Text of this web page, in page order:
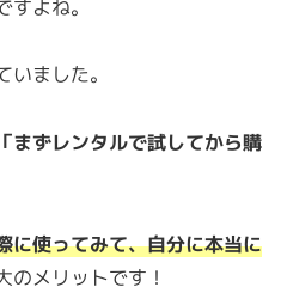
すよね。
ました。
「まずレンタルで試してから購
に使ってみて、自分に本当に
のメリットです！